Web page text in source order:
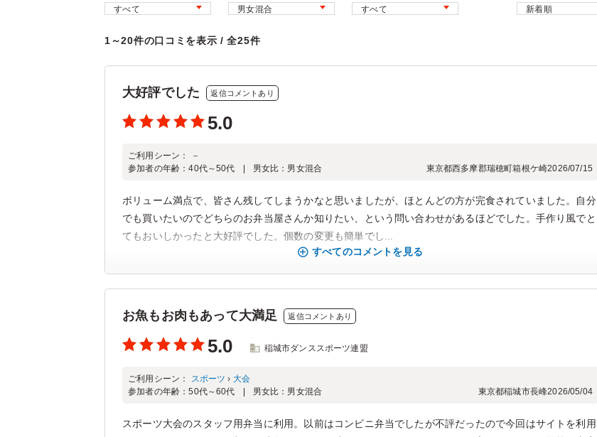
1～20件の口コミを表示 / 全25件
大好評でした 返信コメントあり
5.0
ご利用シーン：
－
参加者の年齢：40代～50代 男女比： 男女混合 東京都西多摩郡瑞穂町箱根ケ崎2026/07/15
ボリューム満点で、皆さん残してしまうかなと思いましたが、ほとんどの方が完食されていました。自分
でも買いたいのでどちらのお弁当屋さんか知りたい、という問い合わせがあるほどでした。手作り風でと
てもおいしかったと大好評でした。個数の変更も簡単でし...
すべてのコメントを見る
お魚もお肉もあって大満足 返信コメントあり
5.0 稲城市ダンススポーツ連盟
ご利用シーン： スポーツ › 大会
参加者の年齢：50代～60代 男女比： 男女混合 東京都稲城市長峰2026/05/04
スポーツ大会のスタッフ用弁当に利用。以前はコンビニ弁当でしたが不評だったので今回はサイトを利用